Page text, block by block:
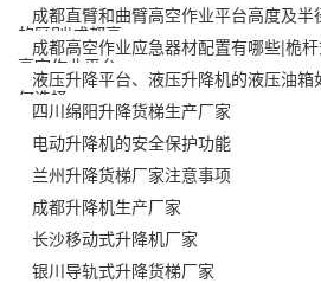
成都直臂和曲臂高空作业平台高度及半
的区别|成都高
成都高空作业应急器材配置有哪些|桅
高空作业平台
液压升降平台、液压升降机的液压油箱
何选择
四川绵阳升降货梯生产厂家
电动升降机的安全保护功能
兰州升降货梯厂家注意事项
成都升降机生产厂家
长沙移动式升降机厂家
银川导轨式升降货梯厂家